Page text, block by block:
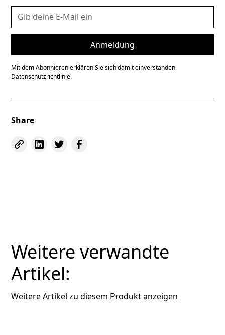
Mit dem Abonnieren erklären Sie sich damit einverstanden
Datenschutzrichtlinie.
Share
Weitere verwandte
Artikel:
Weitere Artikel zu diesem Produkt anzeigen